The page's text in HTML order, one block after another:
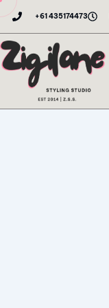
Skip
content
+61 435174473